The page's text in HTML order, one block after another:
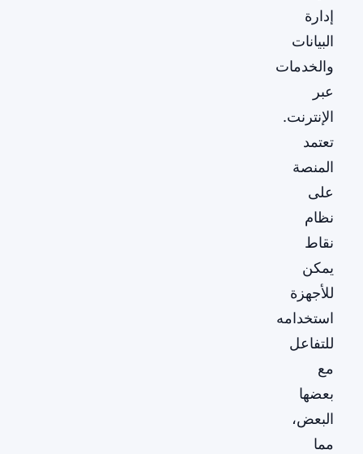
إدارة
البيانات
والخدمات
عبر
الإنترنت.
تعتمد
المنصة
على
نظام
نقاط
يمكن
للأجهزة
استخدامه
للتفاعل
مع
بعضها
البعض،
مما